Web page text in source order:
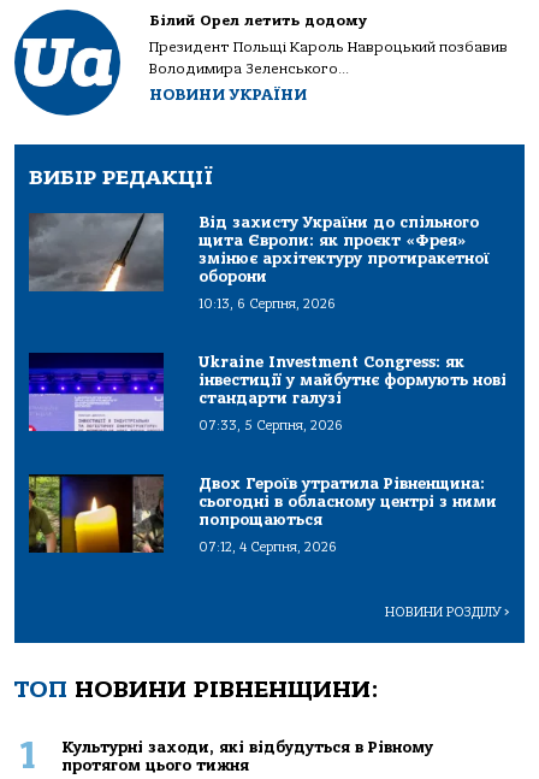
Білий Орел летить додому
Президент Польщі Кароль Навроцький позбавив
Володимира Зеленського...
НОВИНИ УКРАЇНИ
ВИБІР РЕДАКЦІЇ
Від захисту України до спільного
щита Європи: як проєкт «Фрея»
змінює архітектуру протиракетної
оборони
10:13, 6 Серпня, 2026
Ukraine Investment Congress: як
інвестиції у майбутнє формують нові
стандарти галузі
07:33, 5 Серпня, 2026
Двох Героїв утратила Рівненщина:
сьогодні в обласному центрі з ними
попрощаються
07:12, 4 Серпня, 2026
НОВИНИ РОЗДІЛУ>
ТОП НОВИНИ РІВНЕНЩИНИ:
1
Культурні заходи, які відбудуться в Рівному
протягом цього тижня